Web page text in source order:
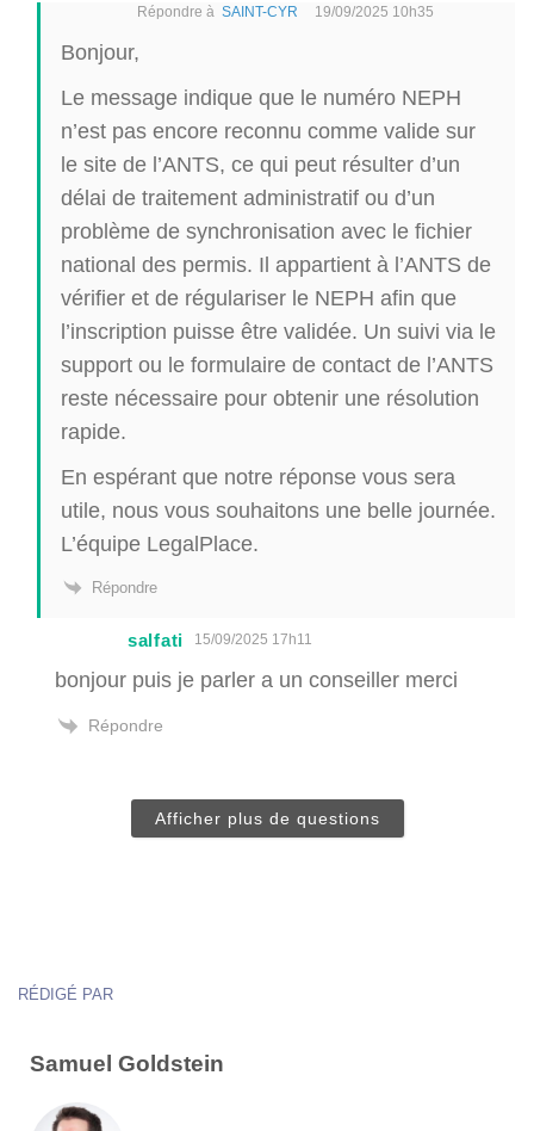
Répondre à SAINT-CYR 19/09/2025 10h35
Bonjour,
Le message indique que le numéro NEPH
n’est pas encore reconnu comme valide sur
le site de l’ANTS, ce qui peut résulter d’un
délai de traitement administratif ou d’un
problème de synchronisation avec le fichier
national des permis. Il appartient à l’ANTS de
vérifier et de régulariser le NEPH afin que
l’inscription puisse être validée. Un suivi via le
support ou le formulaire de contact de l’ANTS
reste nécessaire pour obtenir une résolution
rapide.
En espérant que notre réponse vous sera
utile, nous vous souhaitons une belle journée.
L’équipe LegalPlace.
Répondre
salfati 15/09/2025 17h11
bonjour puis je parler a un conseiller merci
Répondre
Afficher plus de questions
RÉDIGÉ PAR
Samuel Goldstein